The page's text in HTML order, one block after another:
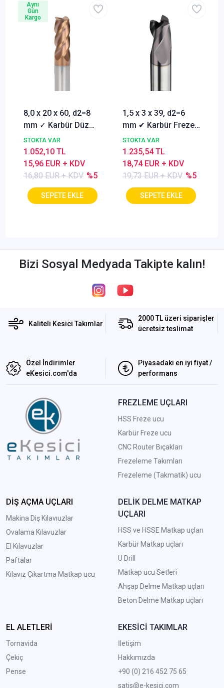
8,0 x 20 x 60, d2=8
mm ✓ Karbür Düz
Freze, Parmak freze
ucu Z=4,TiSiN
Kaplamalı
STOKTA VAR
16,80 EUR + KDV %5
15,96 EUR + KDV
1.052,10 TL
Aynı
Gün
Kargo
1,5 x 3 x 39, d2=6
mm ✔ Karbür Freze
ucu, Z=3, Kaplamalı,
30°
STOKTA VAR
19,73 EUR + KDV %5
18,74 EUR + KDV
1.235,54 TL
Bizi Sosyal Medyada Takipte kalın!
Kaliteli Kesici Takımlar
2000 TL üzeri siparişler
ücretsiz teslimat
Özel İndirimler
eKesici.com'da
Piyasadaki en iyi fiyat /
performans
FREZLEME UÇLARI
HSS Freze ucu
Karbür Freze ucu
CNC Router Bıçakları
Frezeleme Takımları
Frezeleme (Takmatik) ucu
DİŞ AÇMA UÇLARI
Makina Diş Kılavıuzlar
Ovalama Kılavuzlar
El Kılavuzlar
Paftalar
Kılavız Çıkartma Matkap ucu
DELİK DELME MATKAP
UÇLARI
HSS ve HSSE Matkap uçları
Karbür Matkap uçları
U Drill
Matkap ucu Setleri
Ahşap Delme Matkap uçları
Beton Delme Matkap uçları
EL ALETLERİ
Tornavida
Çekiç
Pense
EKESİCİ TAKIMLAR
İletişim
Hakkımızda
+90 (0) 216 452 75 65
satis@e-kesici.com